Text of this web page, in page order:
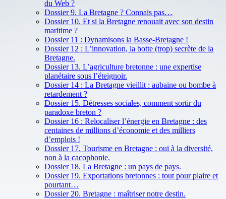
du Web ?
Dossier 9. La Bretagne ? Connais pas…
Dossier 10. Et si la Bretagne renouait avec son destin
maritime ?
Dossier 11 : Dynamisons la Basse-Bretagne !
Dossier 12 : L’innovation, la botte (trop) secrète de la
Bretagne.
Dossier 13. L’agriculture bretonne : une expertise
planétaire sous l’éteignoir.
Dossier 14 : La Bretagne vieillit : aubaine ou bombe à
retardement ?
Dossier 15. Détresses sociales, comment sortir du
paradoxe breton ?
Dossier 16 : Relocaliser l’énergie en Bretagne : des
centaines de millions d’économie et des milliers
d’emplois !
Dossier 17. Tourisme en Bretagne : oui à la diversité,
non à la cacophonie.
Dossier 18. La Bretagne : un pays de pays.
Dossier 19. Exportations bretonnes : tout pour plaire et
pourtant…
Dossier 20. Bretagne : maîtriser notre destin.